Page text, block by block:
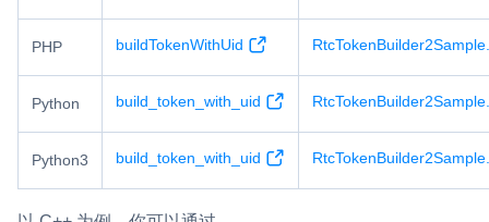
PHP buildTokenWithUid
Python build_token_with_uid
Python3 build_token_with_uid